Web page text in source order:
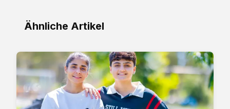
Ähnliche Artikel